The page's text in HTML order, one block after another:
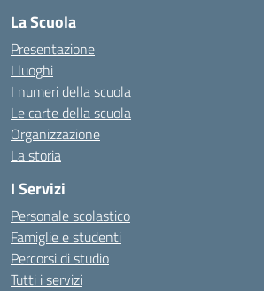
La Scuola
Presentazione
I luoghi
I numeri della scuola
Le carte della scuola
Organizzazione
La storia
I Servizi
Personale scolastico
Famiglie e studenti
Percorsi di studio
Tutti i servizi